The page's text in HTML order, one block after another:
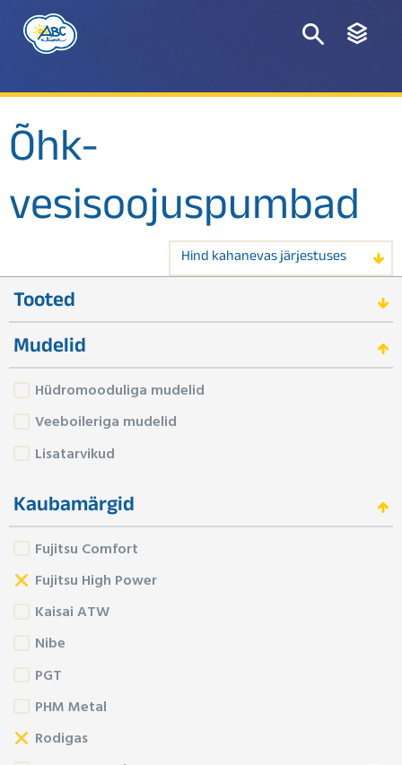
Õhk-
vesisoojuspumbad
Hind kahanevas järjestuses
Tooted
Mudelid
Hüdromooduliga mudelid
Veeboileriga mudelid
Lisatarvikud
Kaubamärgid
Fujitsu Comfort
Fujitsu High Power
Kaisai ATW
Nibe
PGT
PHM Metal
Rodigas